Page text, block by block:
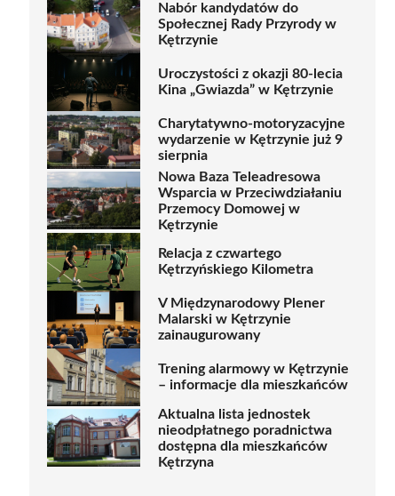
Nabór kandydatów do
Społecznej Rady Przyrody w
Kętrzynie
Uroczystości z okazji 80-lecia
Kina „Gwiazda” w Kętrzynie
Charytatywno-motoryzacyjne
wydarzenie w Kętrzynie już 9
sierpnia
Nowa Baza Teleadresowa
Wsparcia w Przeciwdziałaniu
Przemocy Domowej w
Kętrzynie
Relacja z czwartego
Kętrzyńskiego Kilometra
V Międzynarodowy Plener
Malarski w Kętrzynie
zainaugurowany
Trening alarmowy w Kętrzynie
– informacje dla mieszkańców
Aktualna lista jednostek
nieodpłatnego poradnictwa
dostępna dla mieszkańców
Kętrzyna